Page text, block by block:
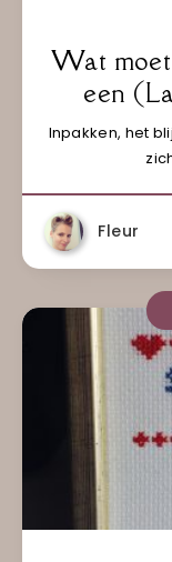
Wat
een
Inpakken, het
Fleur